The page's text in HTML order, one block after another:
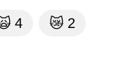
4 😿 2